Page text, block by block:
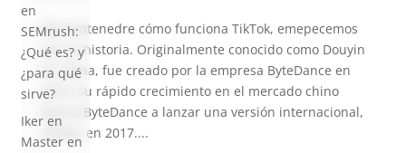
Para entenedre cómo funciona TikTok, emepecemos
por su historia. Originalmente conocido como Douyin
en China, fue creado por la empresa ByteDance en
2016. Su rápido crecimiento en el mercado chino
llevó a ByteDance a lanzar una versión internacional,
TikTok, en 2017....
en
SEMrush:
¿Qué es? y
¿para qué
sirve?
Iker en
Master en